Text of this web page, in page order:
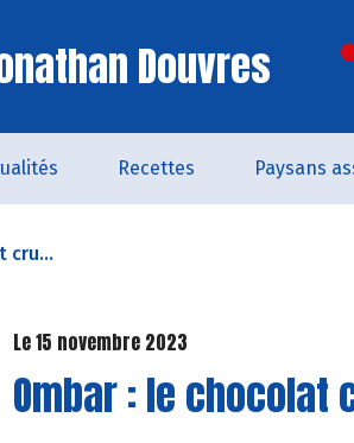
Douvres
Recettes Paysans
cru...
Le 15 novembre 2023
Ombar : le